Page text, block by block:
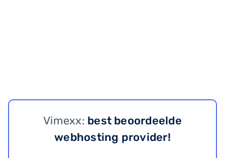
Vimexx: best beoordeelde
webhosting provider!